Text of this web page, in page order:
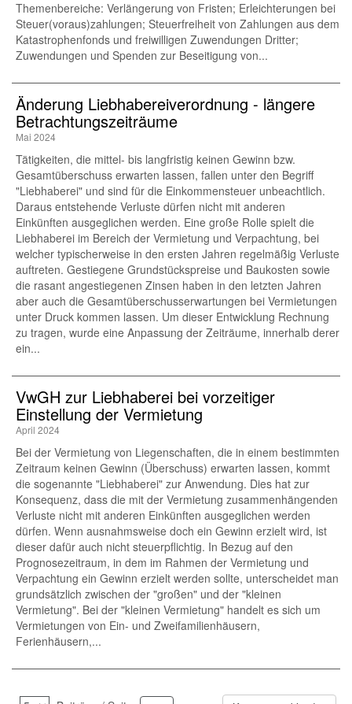
Themenbereiche: Verlängerung von Fristen; Erleichterungen bei
Steuer(voraus)zahlungen; Steuerfreiheit von Zahlungen aus dem
Katastrophenfonds und freiwilligen Zuwendungen Dritter;
Zuwendungen und Spenden zur Beseitigung von...
Änderung Liebhabereiverordnung - längere
Betrachtungszeiträume
Mai 2024
Tätigkeiten, die mittel- bis langfristig keinen Gewinn bzw.
Gesamtüberschuss erwarten lassen, fallen unter den Begriff
"Liebhaberei" und sind für die Einkommensteuer unbeachtlich.
Daraus entstehende Verluste dürfen nicht mit anderen
Einkünften ausgeglichen werden. Eine große Rolle spielt die
Liebhaberei im Bereich der Vermietung und Verpachtung, bei
welcher typischerweise in den ersten Jahren regelmäßig Verluste
auftreten. Gestiegene Grundstückspreise und Baukosten sowie
die rasant angestiegenen Zinsen haben in den letzten Jahren
aber auch die Gesamtüberschusserwartungen bei Vermietungen
unter Druck kommen lassen. Um dieser Entwicklung Rechnung
zu tragen, wurde eine Anpassung der Zeiträume, innerhalb derer
ein...
VwGH zur Liebhaberei bei vorzeitiger
Einstellung der Vermietung
April 2024
Bei der Vermietung von Liegenschaften, die in einem bestimmten
Zeitraum keinen Gewinn (Überschuss) erwarten lassen, kommt
die sogenannte "Liebhaberei" zur Anwendung. Dies hat zur
Konsequenz, dass die mit der Vermietung zusammenhängenden
Verluste nicht mit anderen Einkünften ausgeglichen werden
dürfen. Wenn ausnahmsweise doch ein Gewinn erzielt wird, ist
dieser dafür auch nicht steuerpflichtig. In Bezug auf den
Prognosezeitraum, in dem im Rahmen der Vermietung und
Verpachtung ein Gewinn erzielt werden sollte, unterscheidet man
grundsätzlich zwischen der "großen" und der "kleinen
Vermietung". Bei der "kleinen Vermietung" handelt es sich um
Vermietungen von Ein- und Zweifamilienhäusern,
Ferienhäusern,...